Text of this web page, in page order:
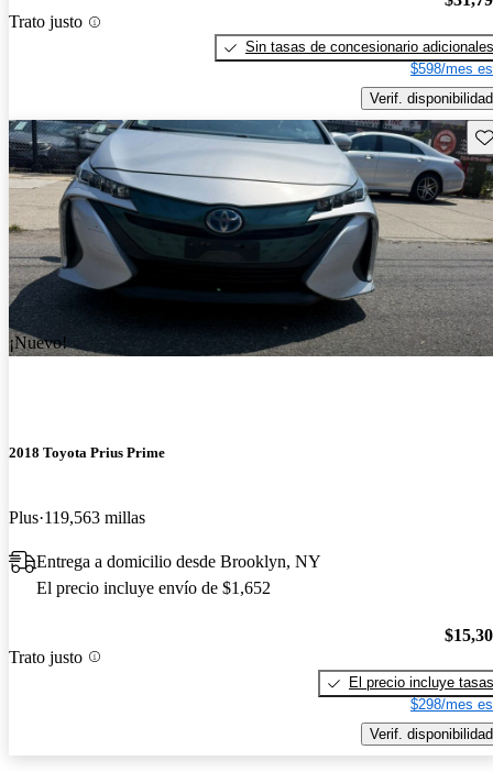
Trato justo
Sin tasas de concesionario adicionales
$598/mes
Verif. disponibilidad
¡Nuevo!
2018 Toyota Prius Prime
Plus 119,563 millas
Entrega a domicilio desde Brooklyn, NY
El precio incluye envío de $1,652
Trato justo
El precio incluye tasas
$298/mes
Verif. disponibilidad